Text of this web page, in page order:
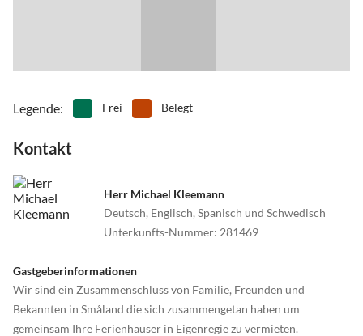
Legende: Frei Belegt
Kontakt
Herr Michael Kleemann
Deutsch, Englisch, Spanisch und Schwedisch
Unterkunfts-Nummer: 281469
Gastgeberinformationen
Wir sind ein Zusammenschluss von Familie, Freunden und
Bekannten in Småland die sich zusammengetan haben um
gemeinsam Ihre Ferienhäuser in Eigenregie zu vermieten.